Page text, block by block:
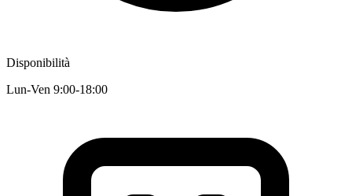
Disponibilità
Lun-Ven 9:00-18:00